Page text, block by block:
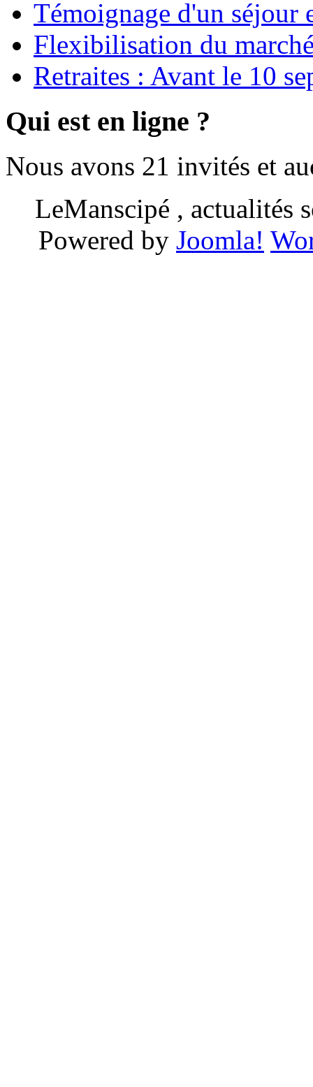
Témoignage d'un séjour
Flexibilisation du
Retraites : Avant le 10
Qui est en ligne ?
Nous avons 21 invités et
LeManscipé , actualités
Powered by Joomla!